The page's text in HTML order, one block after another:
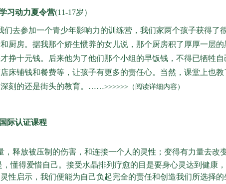
习动力夏令营(11-17岁）
们去参加一个青少年影响力的训练营，我们家两个孩子获得
厨房。据我那个娇生惯养的女儿说，那个厨房积了厚厚一层
挣十元钱。后来他为了他们那个小组的早饭钱，不得已牺牲
床铺钱和餐费等，让孩子有更多的责任心。当然，课堂上也
深刻的还是街头的教育。……>>>>>>（阅读详细内容）
际认证课程
，释放被压制的伤害，和连接一个人的灵性；变得有力量去
懂得爱惜自己。接受水晶排列疗愈的目是要身心灵达到健康
性启示，我们便能为自己负起完全的责任和创造我们所选择